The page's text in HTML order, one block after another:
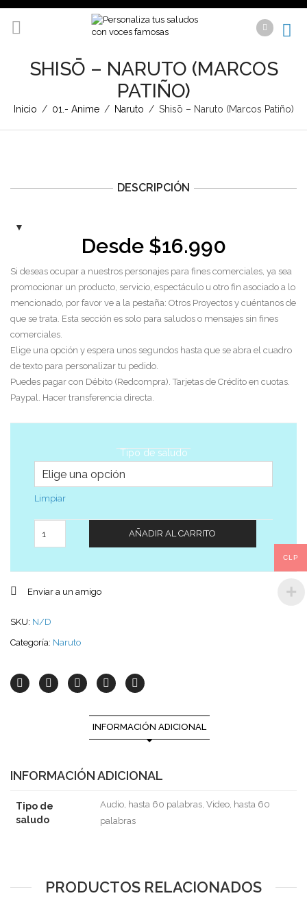
SHISŌ – NARUTO (MARCOS
PATIÑO)
Inicio / 01.- Anime / Naruto / Shisō – Naruto (Marcos Patiño)
DESCRIPCIÓN
Desde $16.990
Si deseas ocupar a nuestros personajes para fines comerciales, ya sea
promocionar un producto, servicio, espectáculo u otro fin asociado a lo
mencionado, por favor ve a la pestaña: Otros Proyectos y cuéntanos de
que se trata. Esta sección es solo para saludos o mensajes sin fines
comerciales.
Elige una opción y espera unos segundos hasta que se abra el cuadro
de texto para personalizar tu pedido.
Puedes pagar con Débito (Redcompra). Tarjetas de Crédito en cuotas.
Paypal. Hacer transferencia directa.
Tipo de saludo
Limpiar
AÑADIR AL CARRITO
Enviar a un amigo
SKU: N/D
Categoría: Naruto
INFORMACIÓN ADICIONAL
INFORMACIÓN ADICIONAL
Tipo de
saludo
Audio, hasta 60 palabras, Video, hasta 60
palabras
PRODUCTOS RELACIONADOS
CLP